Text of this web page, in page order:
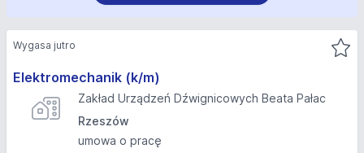
Elektromechanik (k/m)
Zakład Urządzeń Dźwignicowych Beata Pałac
Rzeszów
umowa o pracę
Wygasa jutro